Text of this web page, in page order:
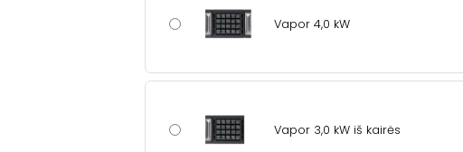
Vapor 4,0 kW
Vapor 3,0 kW iš kairės